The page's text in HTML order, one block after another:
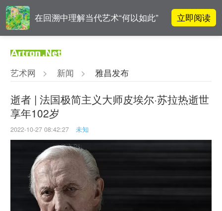
在回溯中理解当代艺术“何以如此” 立即阅读
破界与归真
对话 | 在开放和自由中确立艺术价
值
张瀚文：以物质媒介具象化精神世
界
艺术网 > 新闻 > 雅昌发布
逝者 | 法国极简主义大师皮埃尔·苏拉热逝世
享年102岁
2022-10-27 08:42:27 未知